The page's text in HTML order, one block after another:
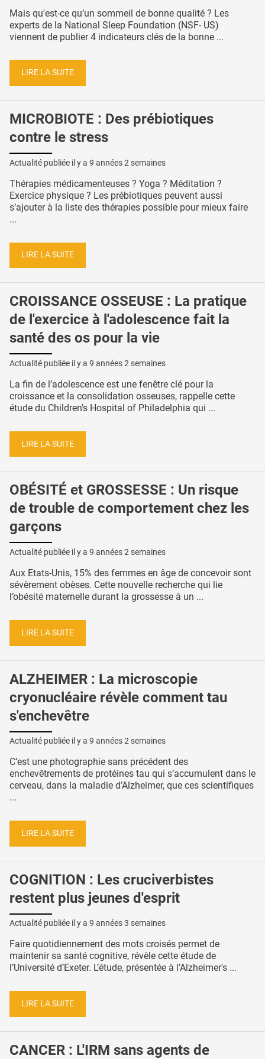
Mais qu'est-ce qu’un sommeil de bonne qualité ? Les
experts de la National Sleep Foundation (NSF- US)
viennent de publier 4 indicateurs clés de la bonne ...
LIRE LA SUITE
MICROBIOTE : Des prébiotiques
contre le stress
Actualité publiée il y a 9 années 2 semaines
Thérapies médicamenteuses ? Yoga ? Méditation ?
Exercice physique ? Les prébiotiques peuvent aussi
s’ajouter à la liste des thérapies possible pour mieux faire
...
LIRE LA SUITE
CROISSANCE OSSEUSE : La pratique
de l'exercice à l'adolescence fait la
santé des os pour la vie
Actualité publiée il y a 9 années 2 semaines
La fin de l’adolescence est une fenêtre clé pour la
croissance et la consolidation osseuses, rappelle cette
étude du Children's Hospital of Philadelphia qui ...
LIRE LA SUITE
OBÉSITÉ et GROSSESSE : Un risque
de trouble de comportement chez les
garçons
Actualité publiée il y a 9 années 2 semaines
Aux Etats-Unis, 15% des femmes en âge de concevoir sont
sévèrement obèses. Cette nouvelle recherche qui lie
l’obésité maternelle durant la grossesse à un ...
LIRE LA SUITE
ALZHEIMER : La microscopie
cryonucléaire révèle comment tau
s'enchevêtre
Actualité publiée il y a 9 années 2 semaines
C’est une photographie sans précédent des
enchevêtrements de protéines tau qui s’accumulent dans le
cerveau, dans la maladie d’Alzheimer, que ces scientifiques
...
LIRE LA SUITE
COGNITION : Les cruciverbistes
restent plus jeunes d'esprit
Actualité publiée il y a 9 années 3 semaines
Faire quotidiennement des mots croisés permet de
maintenir sa santé cognitive, révèle cette étude de
l’Université d’Exeter. L’étude, présentée à l’Alzheimer's ...
LIRE LA SUITE
CANCER : L'IRM sans agents de